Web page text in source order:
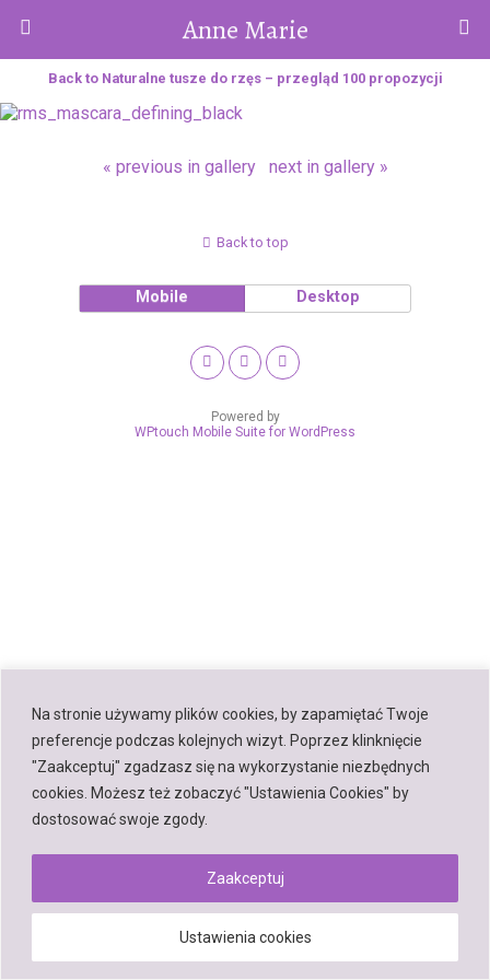
Na stronie używamy plików cookies, by zapamiętać Twoje
preferencje podczas kolejnych wizyt. Poprzez klinknięcie
"Zaakceptuj" zgadzasz się na wykorzystanie niezbędnych
cookies. Możesz też zobaczyć "Ustawienia Cookies" by
dostosować swoje zgody.
Ustawienia cookies
Zaakceptuj
Anne Marie
Back to Naturalne tusze do rzęs – przegląd 100 propozycji
« previous in gallery next in gallery »
Back to top
Mobile Desktop
Powered by
WPtouch Mobile Suite for WordPress